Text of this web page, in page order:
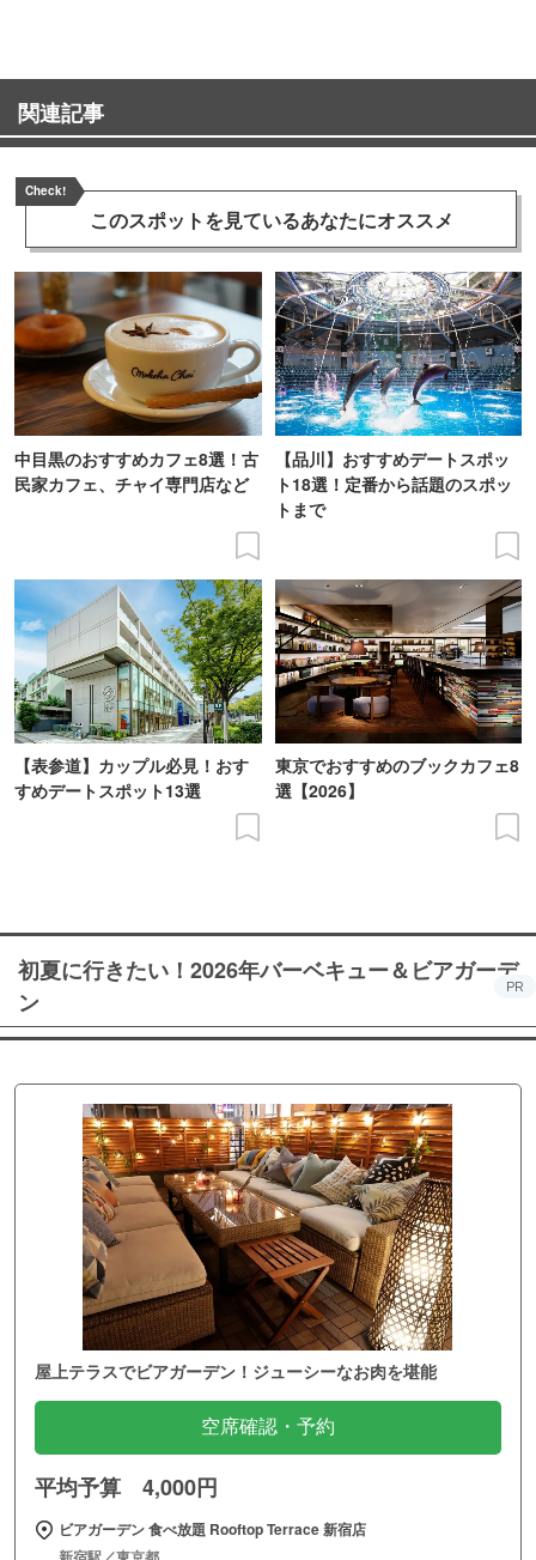
関連記事
Check!
このスポットを見ているあなたにオススメ
中目黒のおすすめカフェ8選！古
民家カフェ、チャイ専門店など
【品川】おすすめデートスポッ
ト18選！定番から話題のスポッ
トまで
【表参道】カップル必見！おす
すめデートスポット13選
東京でおすすめのブックカフェ8
選【2026】
初夏に行きたい！2026年バーベキュー＆ビアガーデ
ン
PR
屋上テラスでビアガーデン！ジューシーなお肉を堪能
空席確認・予約
平均予算 4,000円
ビアガーデン 食べ放題 Rooftop Terrace 新宿店